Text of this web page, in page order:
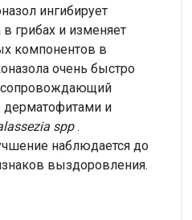
ингибирует
в грибах и изменяет
компонентов в
очень быстро
сопровождающий
и
spp.
наблюдается до
выздоровления.